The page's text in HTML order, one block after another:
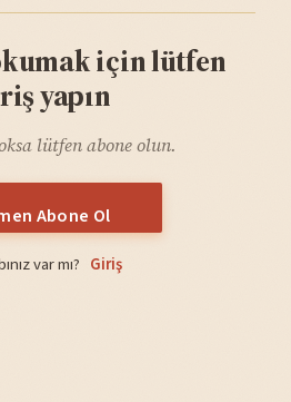
için lütfen
yapın
lütfen abone olun.
Abone Ol
var mı? Giriş